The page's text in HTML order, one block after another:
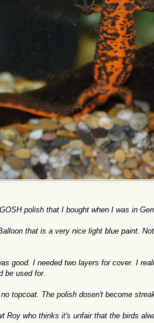
GOSH polish that I bought when I was in
that is a very nice light blue paint.
good. I needed two layers for cover. I
be used for.
topcoat. The polish dosen't become
Roy who thinks it's unfair that the birds